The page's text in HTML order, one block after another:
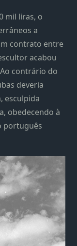
mil liras, o
a
contrato entre
acabou
contrário do
deveria
esculpida
obedecendo à
português